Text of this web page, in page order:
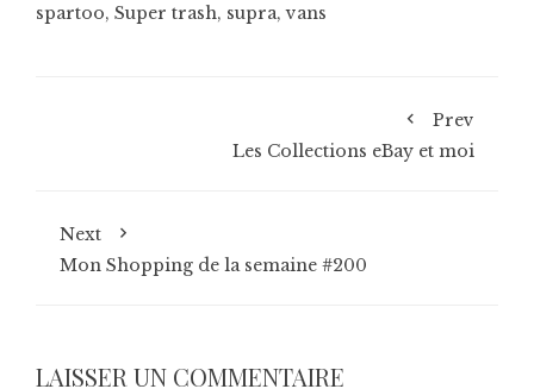
spartoo, Super trash, supra,vans
Prev
Les Collections eBay et moi
Next
Mon Shopping de la semaine #200
LAISSER UN COMMENTAIRE